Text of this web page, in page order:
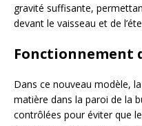
gravité suffisante,
devant le vaisseau et de
Fonctionnement
Dans ce nouveau modèle,
matière dans la paroi de la
contrôlées pour éviter que